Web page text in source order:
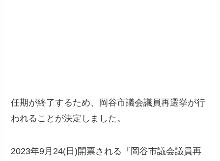
任期が終了するため、岡谷市議会議員再選挙が行
われることが決定しました。
2023年9月24(日)開票される『岡谷市議会議員再